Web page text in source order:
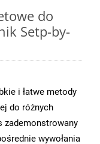
do
Setp-by-
i łatwe metody
do różnych
zademonstrowany
wywołania